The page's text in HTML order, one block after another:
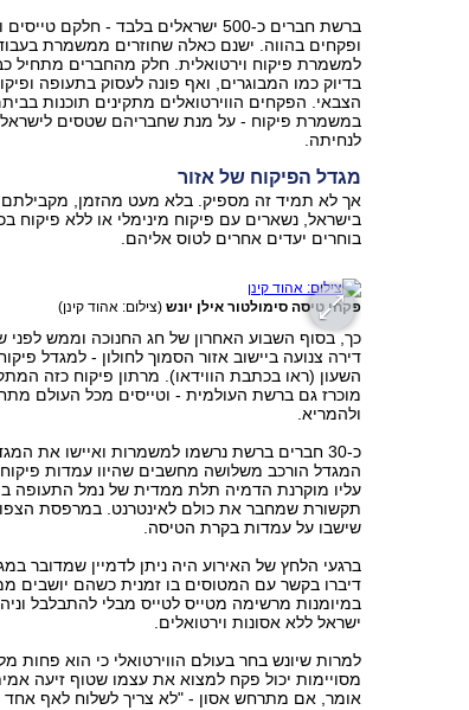
ברשת חברים כ-500 ישראלים בלבד -
ופקחים בהווה. ישנם כאלה שחוזרים ממשמרת
בדיוק כמו המבוגרים, ואף פונה לעסוק בתעופה
הצבאי. הפקחים הווירטואלים מתקינים תוכנות
במשמרת פיקוח - על מנת שחבריהם שטסים לישראל
לנחיתה.
מגדל הפיקוח של אזור
אך לא תמיד זה מספיק. בלא מעט מהזמן, מקבילתם
בישראל, נשארים עם פיקוח מינימלי או ללא פיקוח
בוחרים יעדים אחרים לטוס אליהם.
פקחי טיסה סימולטור אילן יונש (צילום: אהוד קינן)
כך, בסוף השבוע האחרון של חג החנוכה וממש
השעון (ראו בכתבת הווידאו). מרתון פיקוח כזה
מוכרז גם ברשת העולמית - וטייסים מכל העולם
ולהמריא.
כ-30 חברים ברשת נרשמו למשמרות ואיישו את
המגדל הורכב משלושה מחשבים שהיוו עמדות
עליו מוקרנת הדמיה תלת ממדית של נמל התעופה בן
תקשורת שמחבר את כולם לאינטרנט. במרפסת
שישבו על עמדות בקרת הטיסה.
ברגעי הלחץ של האירוע היה ניתן לדמיין שמדובר
דיברו בקשר עם המטוסים בו זמנית כשהם יושבים
במיומנות מרשימה מטייס לטייס מבלי להתבלבל
ישראל ללא אסונות וירטואלים.
למרות שיונש בחר בעולם הווירטואלי כי הוא פחות
מסויימות יכול פקח למצוא את עצמו שטוף זיעה
אומר, אם מתרחש אסון - "לא צריך לשלוח לאף אחד